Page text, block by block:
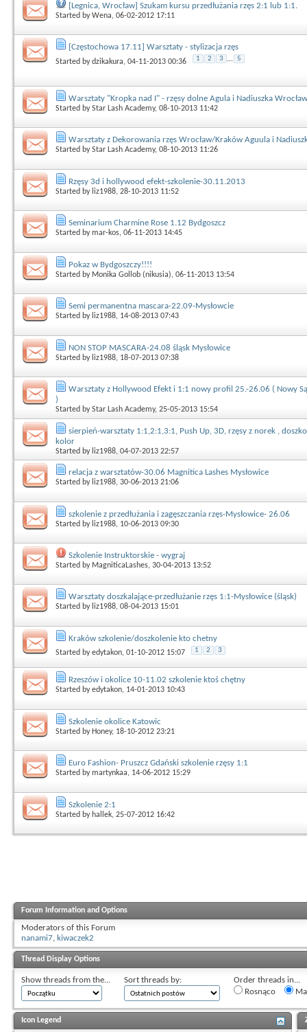
[Legnica, Wrocław] Szukam kursu przedłużania rzęs 2:1 lub 1:1.
Started byWena, 06-02-2012 17:11
[Częstochowa 17.11] Warsztaty - stylizacja rzęs
Started bydzikakura, 04-11-2013 00:36 1 2 3 ... 5
Warsztaty "Kropka nad I" - rzęsy dolne Agula i Nadiuszka
Started byStar Lash Academy, 08-10-2013 11:42
Warsztaty z Dekorowania rzęs Wrocław/Kraków Aguula i
Started byStar Lash Academy, 08-10-2013 11:26
Rzęsy 3d i hollywood efekt-szkolenie-30.11.2013
Started by liz1988, 28-10-2013 11:52
Seminarium Charmine Rose 1.12 Bydgoszcz
Started bymar-kos, 06-11-2013 14:45
Pokaz w Bydgoszczy!!!!
Started by Monika Gollob (nikusia), 06-11-2013 13:54
Semi permanentna mascara-22.09-Mysłowcie
Started by liz1988, 14-08-2013 07:43
NON STOP MASCARA-24.08 śląsk Mysłowice
Started by liz1988, 18-07-2013 07:38
Warsztaty z Hollywood Efekt i 1:1 nowy profil 25.-26.06 ( Nowy
)
Started byStar Lash Academy, 25-05-2013 15:54
sierpień-warsztaty 1:1,2:1,3:1, Push Up, 3D, rzęsy z norek ,
kolor
Started by liz1988, 04-07-2013 22:57
relacja z warsztatów-30.06 Magnitica Lashes Mysłowice
Started by liz1988, 30-06-2013 21:06
szkolenie z przedłużania i zagęszczania rzęs-Mysłowice- 26.06
Started by liz1988, 10-06-2013 09:30
Szkolenie Instruktorskie - wygraj
Started by MagniticaLashes, 30-04-2013 13:52
Warsztaty doszkalające-przedłużanie rzęs 1:1-Mysłowice (śląsk)
Started byliz1988, 08-04-2013 15:01
Kraków szkolenie/doszkolenie kto chetny
Started byedytakon, 01-10-2012 15:07 1 2 3
Rzeszów i okolice 10-11.02 szkolenie ktoś chętny
Started byedytakon, 14-01-2013 10:43
Szkolenie okolice Katowic
Started by Honey, 18-10-2012 23:21
Euro Fashion- Pruszcz Gdański szkolenie rzęsy 1:1
Started bymartynkaa, 14-06-2012 15:29
Szkolenie 2:1
Started by hallek, 25-07-2012 16:42
Forum Information and Options
Moderators of this Forum
nanami7, kiwaczek2
Thread Display Options
Show threads from the... Sort threads by:
Order threads in...
Rosnąco
Icon Legend